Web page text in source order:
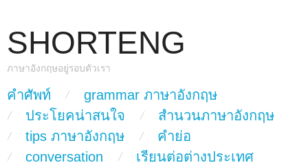
SHORTENG
ภาษาอังกฤษอยู่รอบตัวเรา
Main Menu
skip to content
คำศัพท์
grammar ภาษาอังกฤษ
ประโยคน่าสนใจ
สำนวนภาษาอังกฤษ
tips ภาษาอังกฤษ
คำย่อ
conversation
เรียนต่อต่างประเทศ